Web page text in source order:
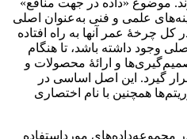
علمی و فنی به‌عنوان اصلی
کل چرخهٔ عمر آنها به راه افتاده
وجود داشته باشد، تا هنگام
و ارائهٔ محصولات و
گیرد. این اصل اساسی در
همچنین با نام اختصاری
مجموعه‌داده‌های مورداستفاده